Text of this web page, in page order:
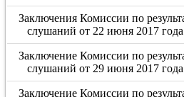
Заключения Комиссии по
слушаний от 22 июня 2017 года
Заключение Комиссии по
слушаний от 29 июня 2017 года
Заключение Комиссии по